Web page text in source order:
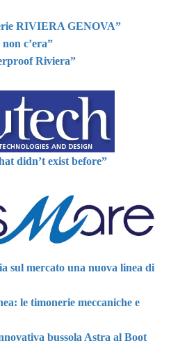
RIVIERA GENOVA”
c’era”
Riviera”
didn’t exist before”
sul mercato una nuova linea di
le timonerie meccaniche e
bussola Astra al Boot